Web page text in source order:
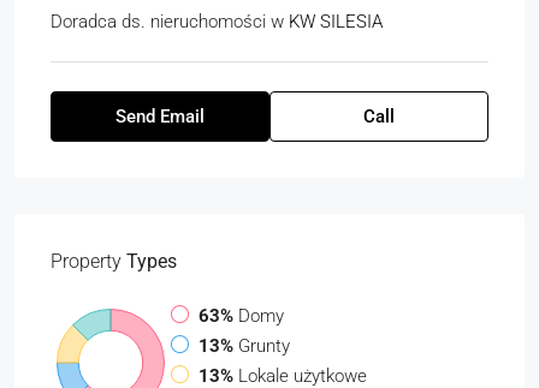
Doradca ds. nieruchomości w KW SILESIA
Send Email Call
Property Types
63% Domy
13% Grunty
13% Lokale użytkowe